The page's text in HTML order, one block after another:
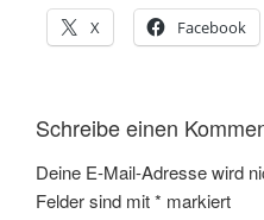
X
Facebook
Schreibe einen
Deine E-Mail-Adresse wird
Felder sind mit* markiert